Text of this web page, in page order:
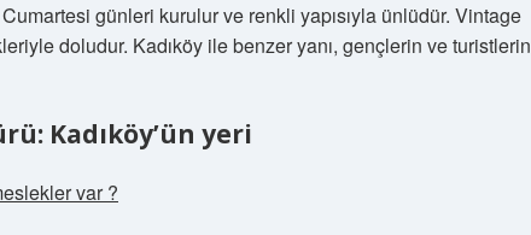
günleri kurulur ve renkli yapısıyla ünlüdür. Vintage
doludur. Kadıköy ile benzer yanı, gençlerin ve turistlerin
Kadıköy’ün yeri
var ?